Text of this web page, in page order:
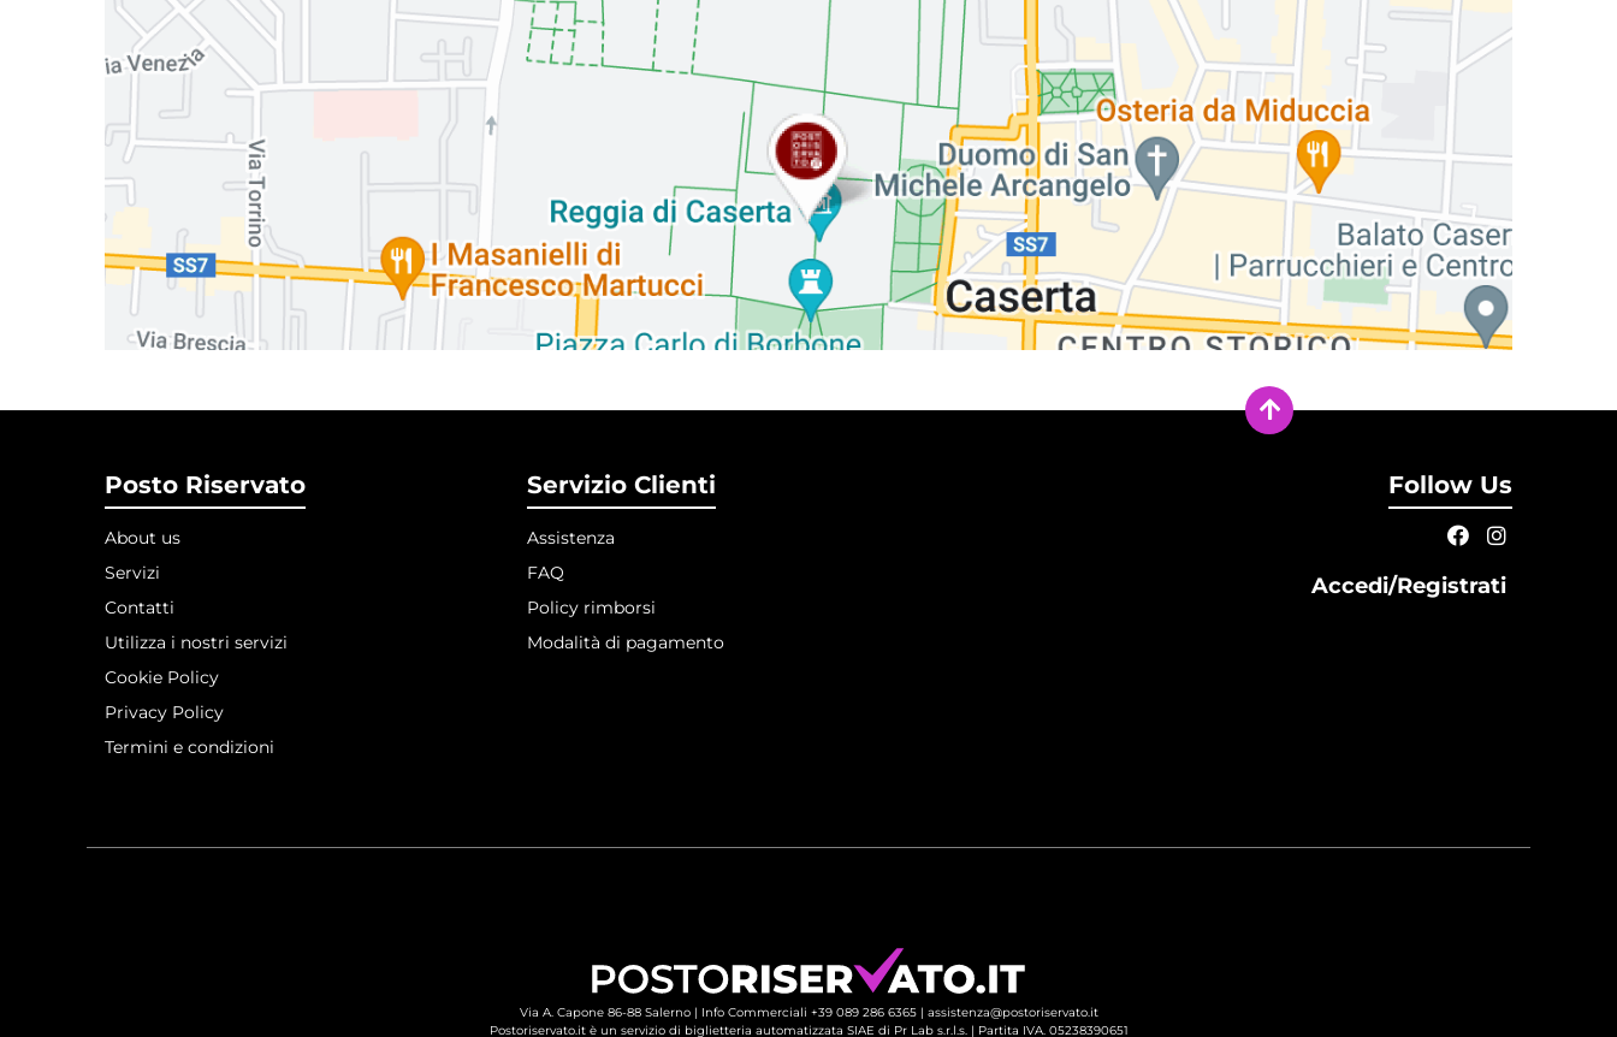
Posto Riservato
About us
Servizi
Contatti
Utilizza i nostri servizi
Cookie Policy
Privacy Policy
Termini e condizioni
Servizio Clienti
Assistenza
FAQ
Policy rimborsi
Modalità di pagamento
Follow Us
Accedi/Registrati
Via A. Capone 86-88 Salerno | Info Commerciali +39 089 286 6365| assistenza@postoriservato.it
Postoriservato.it è un servizio di biglietteria automatizzata SIAE di Pr Lab s.r.l.s. | Partita IVA. 05238390651